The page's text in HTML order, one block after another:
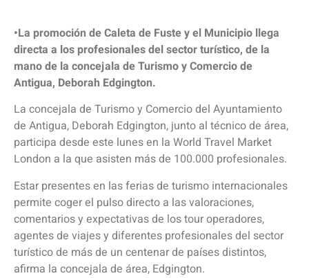
•La promoción de Caleta de Fuste y el Municipio llega
directa a los profesionales del sector turístico, de la
mano de la concejala de Turismo y Comercio de
Antigua, Deborah Edgington.
La concejala de Turismo y Comercio del Ayuntamiento
de Antigua, Deborah Edgington, junto al técnico de área,
participa desde este lunes en la World Travel Market
London a la que asisten más de 100.000 profesionales.
Estar presentes en las ferias de turismo internacionales
permite coger el pulso directo a las valoraciones,
comentarios y expectativas de los tour operadores,
agentes de viajes y diferentes profesionales del sector
turístico de más de un centenar de países distintos,
afirma la concejala de área, Edgington.